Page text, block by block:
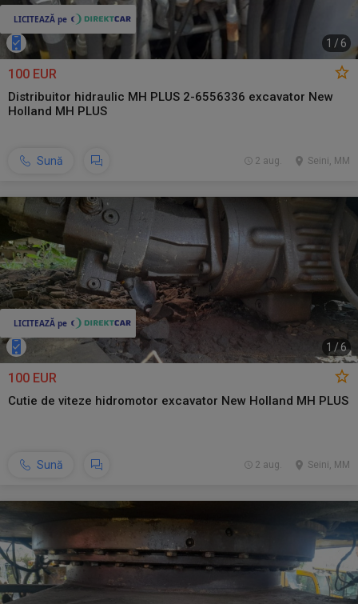
1 / 6
100 EUR
Distribuitor hidraulic MH PLUS 2-6556336 excavator New
Holland MH PLUS
Sună Seini, MM
2 aug.
1 /6
100 EUR
Cutie de viteze hidromotor excavator New Holland MH PLUS
Sună Seini, MM
2 aug.